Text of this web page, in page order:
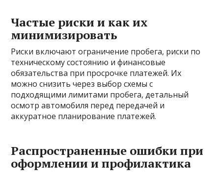
Частые риски и как их
минимизировать
Риски включают ограничение пробега, риски по
техническому состоянию и финансовые
обязательства при просрочке платежей. Их
можно снизить через выбор схемы с
подходящими лимитами пробега, детальный
осмотр автомобиля перед передачей и
аккуратное планирование платежей.
Распространенные ошибки при
оформлении и профилактика